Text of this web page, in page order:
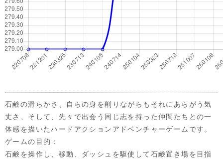
石鹸の滑らかさ、自らの身を削りながらもそれにあらがう気
丈さ、そして、先々で出会う同じ志を持った仲間たちとの一
体感を描いたハードアクションアドベンチャーゲームです。
ゲームの目的：
石鹸を操作し、移動、ダッシュを駆使して石鹸置き場を目指